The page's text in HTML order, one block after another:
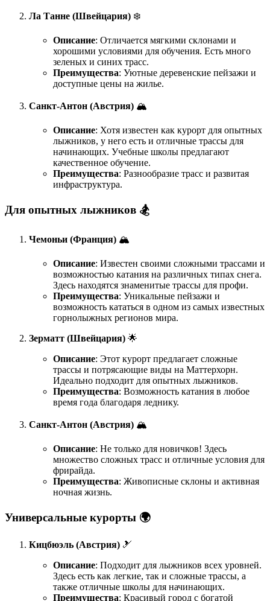
Ла Танне (Швейцария) ❄️
Описание: Отличается мягкими склонами и
хорошими условиями для обучения. Есть много
зеленых и синих трасс.
Преимущества: Уютные деревенские пейзажи и
доступные цены на жилье.
Санкт-Антон (Австрия) 🏔️
Описание: Хотя известен как курорт для опытных
лыжников, у него есть и отличные трассы для
начинающих. Учебные школы предлагают
качественное обучение.
Преимущества: Разнообразие трасс и развитая
инфраструктура.
Для опытных лыжников 🏂
Чемоньи (Франция) 🏔️
Описание: Известен своими сложными трассами и
возможностью катания на различных типах снега.
Здесь находятся знаменитые трассы для профи.
Преимущества: Уникальные пейзажи и
возможность кататься в одном из самых известных
горнолыжных регионов мира.
Зерматт (Швейцария) 🌟
Описание: Этот курорт предлагает сложные
трассы и потрясающие виды на Маттерхорн.
Идеально подходит для опытных лыжников.
Преимущества: Возможность катания в любое
время года благодаря леднику.
Санкт-Антон (Австрия) 🏔️
Описание: Не только для новичков! Здесь
множество сложных трасс и отличные условия для
фрирайда.
Преимущества: Живописные склоны и активная
ночная жизнь.
Универсальные курорты 🌍
Кицбюэль (Австрия) 🎿
Описание: Подходит для лыжников всех уровней.
Здесь есть как легкие, так и сложные трассы, а
также отличные школы для начинающих.
Преимущества: Красивый город с богатой